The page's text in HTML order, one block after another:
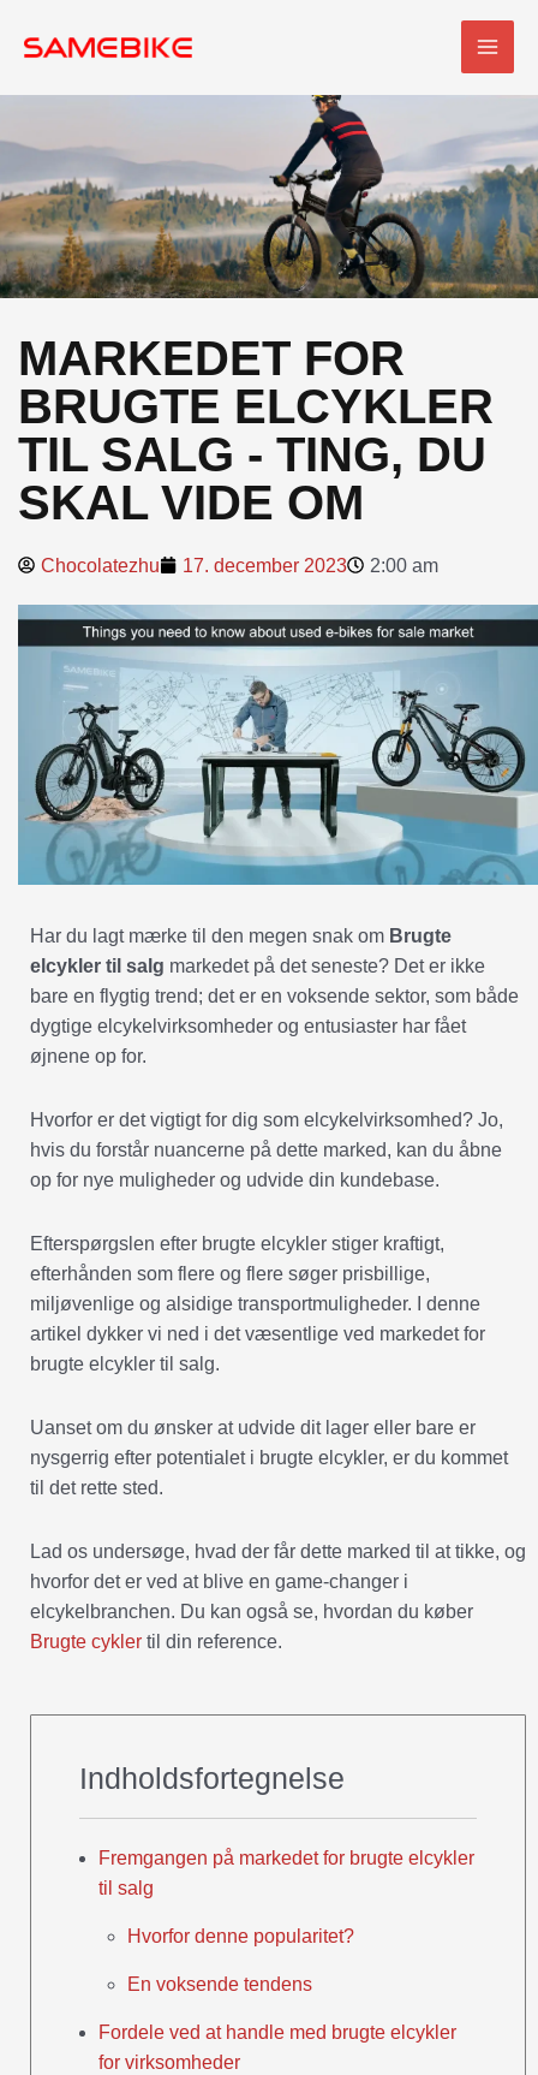
MARKEDET FOR
BRUGTE ELCYKLER
TIL SALG - TING, DU
SKAL VIDE OM
Chocolatezhu 17. december 2023 2:00 am
Har du lagt mærke til den megen snak om Brugte
elcykler til salg markedet på det seneste? Det er ikke
bare en flygtig trend; det er en voksende sektor, som både
dygtige elcykelvirksomheder og entusiaster har fået
øjnene op for.
Hvorfor er det vigtigt for dig som elcykelvirksomhed? Jo,
hvis du forstår nuancerne på dette marked, kan du åbne
op for nye muligheder og udvide din kundebase.
Efterspørgslen efter brugte elcykler stiger kraftigt,
efterhånden som flere og flere søger prisbillige,
miljøvenlige og alsidige transportmuligheder. I denne
artikel dykker vi ned i det væsentlige ved markedet for
brugte elcykler til salg.
Uanset om du ønsker at udvide dit lager eller bare er
nysgerrig efter potentialet i brugte elcykler, er du kommet
til det rette sted.
Lad os undersøge, hvad der får dette marked til at tikke, og
hvorfor det er ved at blive en game-changer i
elcykelbranchen. Du kan også se, hvordan du køber
Brugte cykler til din reference.
Indholdsfortegnelse
Fremgangen på markedet for brugte elcykler
til salg
Hvorfor denne popularitet?
En voksende tendens
Fordele ved at handle med brugte elcykler
for virksomheder